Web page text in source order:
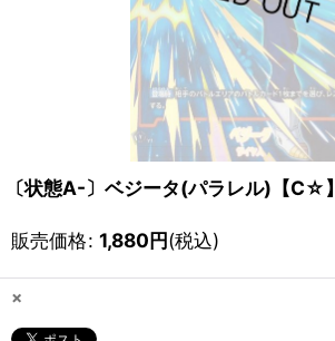
〔状態A-〕ベジータ(パラレル)【C☆
販売価格: 1,880円(税込)
×